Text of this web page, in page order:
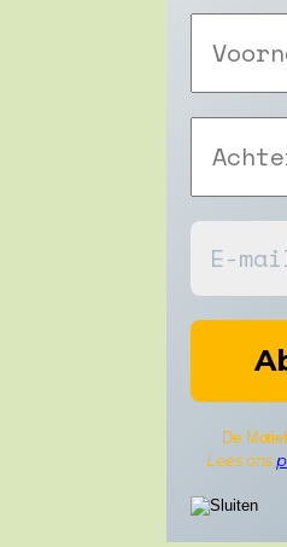
De
Lees ons